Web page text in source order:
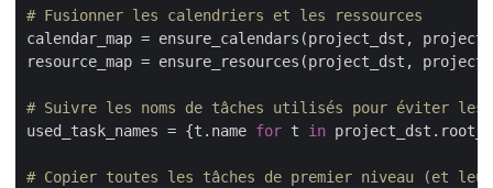
# Fusionner les calendriers et les ressources
calendar_map = ensure_calendars(project_dst,
resource_map = ensure_resources(project_dst,
# Suivre les noms de tâches utilisés pour éviter les
used_task_names = {t.name for t in
# Copier toutes les tâches de premier niveau (et